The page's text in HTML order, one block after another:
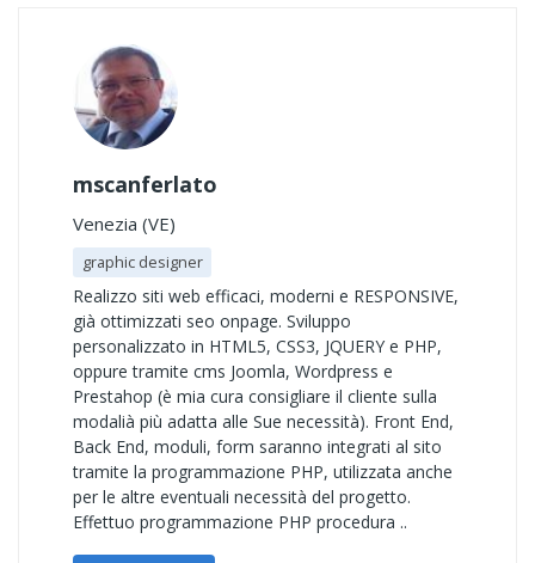
mscanferlato
Venezia (VE)
graphic designer
Realizzo siti web efficaci, moderni e RESPONSIVE,
già ottimizzati seo onpage. Sviluppo
personalizzato in HTML5, CSS3, JQUERY e PHP,
oppure tramite cms Joomla, Wordpress e
Prestahop (è mia cura consigliare il cliente sulla
modalià più adatta alle Sue necessità). Front End,
Back End, moduli, form saranno integrati al sito
tramite la programmazione PHP, utilizzata anche
per le altre eventuali necessità del progetto.
Effettuo programmazione PHP procedura ..